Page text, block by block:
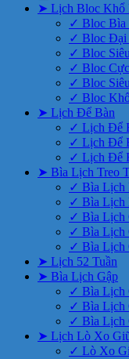
➤ Lịch Bloc Khổ
✓ Bloc Bìa
✓ Bloc Đại
✓ Bloc
✓ Bloc
✓ Bloc
✓ Bloc
➤ Lịch Để Bàn
✓ Lịch Để
✓ Lịch Để
✓ Lịch Để
➤ Bìa Lịch Treo
✓ Bìa Lịch
✓ Bìa Lịch
✓ Bìa Lịch
✓ Bìa Lịch
✓ Bìa Lịch
➤ Lịch 52 Tuần
➤ Bìa Lịch Gập
✓ Bìa Lịch
✓ Bìa Lịch
✓ Bìa Lịch
➤ Lịch Lò Xo
✓ Lò Xo